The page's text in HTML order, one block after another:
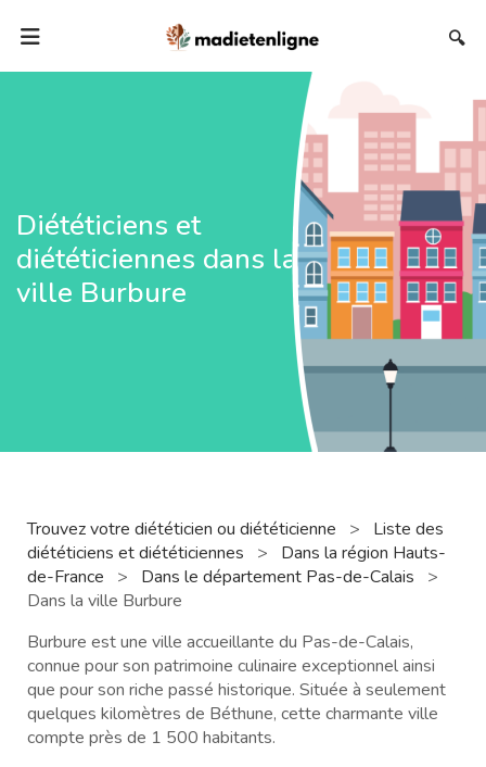
🔍
Diététiciens et
diététiciennes dans la
ville Burbure
Trouvez votre diététicien ou diététicienne >
Liste des
diététiciens et diététiciennes
>
Dans la région Hauts-
de-France
> Dans le département Pas-de-Calais
>
Dans la ville Burbure
Burbure est une ville accueillante du Pas-de-Calais,
connue pour son patrimoine culinaire exceptionnel ainsi
que pour son riche passé historique. Située à seulement
quelques kilomètres de Béthune, cette charmante ville
compte près de 1 500 habitants.